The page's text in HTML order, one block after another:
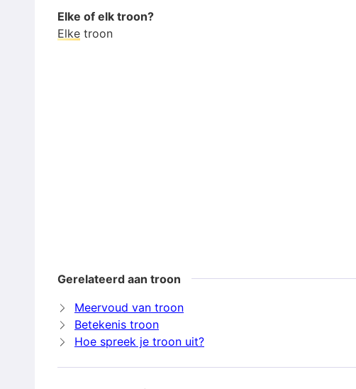
Elke of elk troon?
Elke troon
Gerelateerd aan troon
Meervoud van troon
Betekenis troon
Hoe spreek je troon uit?